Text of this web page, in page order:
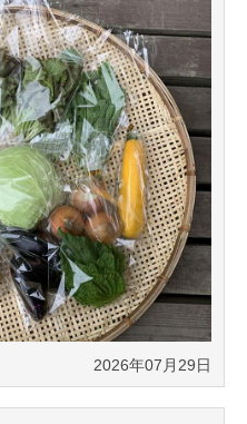
2026年07月29日